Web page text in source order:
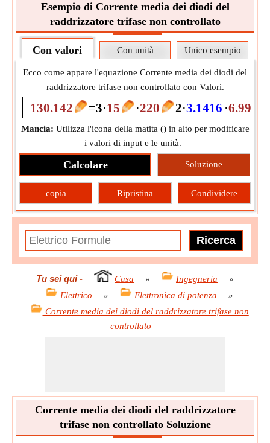
Esempio di Corrente media dei diodi del
raddrizzatore trifase non controllato
Con valori Con unità Unico esempio
Ecco come appare l'equazione Corrente media dei diodi del
raddrizzatore trifase non controllato con Valori.
130.142 =3⋅15 ⋅220 2⋅3.1416 ⋅6.99
Mancia: Utilizza l'icona della matita () in alto per modificare
i valori di input e le unità.
Calcolare Soluzione
copia Ripristina Condividere
Tu sei qui- Casa » Ingegneria
»
Elettrico
» Elettronica di potenza
»
Corrente media dei diodi del raddrizzatore trifase non
controllato
Corrente media dei diodi del raddrizzatore
trifase non controllato Soluzione